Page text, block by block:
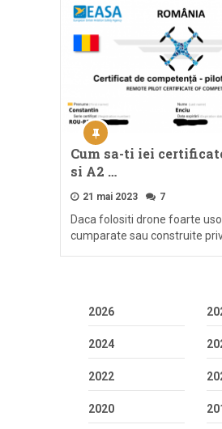
Cum sa-ti iei
si A2 …
21 mai 2023 7
Daca folositi drone foarte
cumparate sau construite
2026
2024
2022
2020